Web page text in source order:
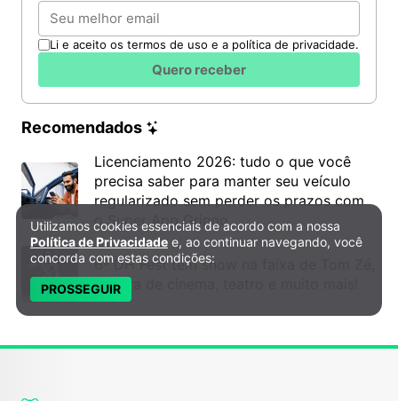
Email
Li e aceito os termos de uso e a política de privacidade.
Quero receber
Recomendados
Licenciamento 2026: tudo o que você
precisa saber para manter seu veículo
regularizado sem perder os prazos com
o Super App Gringo
6º DH Fest tem show na faixa de Tom Zé,
mostra de cinema, teatro e muito mais!
Política de Privacidade e Cookies
Utilizamos cookies essenciais de acordo com a nossa
Política de Privacidade e, ao continuar navegando, você
concorda com estas condições:
PROSSEGUIR